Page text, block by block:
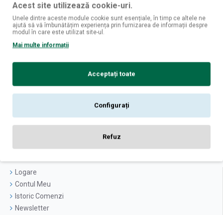
Fii mereu la curent cu ultimele oferte si produse!
Politica de confidentialitate
Politica cookies
Logare
Contul Meu
Istoric Comenzi
Newsletter
Acest site utilizează cookie-uri.
Unele dintre aceste module cookie sunt esențiale, în timp ce altele ne
ajută să vă îmbunătățim experiența prin furnizarea de informații despre
modul în care este utilizat site-ul.
Mai multe informații
Acceptați toate
Configurați
Refuz